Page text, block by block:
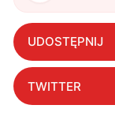
UDOSTĘPNIJ
TWITTER